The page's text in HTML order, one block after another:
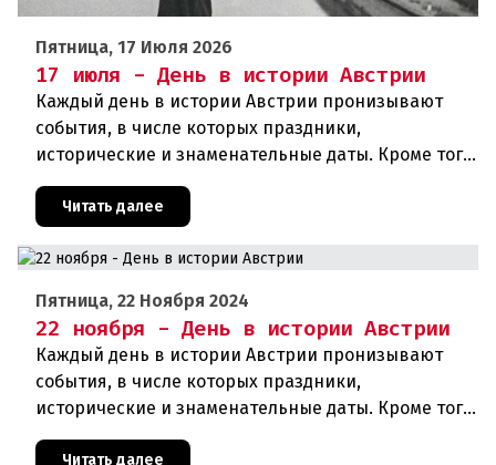
Пятница, 17 Июля 2026
17 июля - День в истории Австрии
Каждый день в истории Австрии пронизывают
события, в числе которых праздники,
исторические и знаменательные даты. Кроме того
дни рождения различных деятелей страны, а
также дни их смерти. Что же произ
Читать далее
Пятница, 22 Ноября 2024
22 ноября - День в истории Австрии
Каждый день в истории Австрии пронизывают
события, в числе которых праздники,
исторические и знаменательные даты. Кроме того
дни рождения различных деятелей Австрии, а
Читать далее